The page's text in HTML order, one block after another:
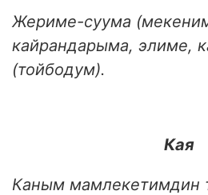
Жериме-суума
кайрандарыма, элиме,
(тойбодум).
Кая
Каным мамлекетимдин